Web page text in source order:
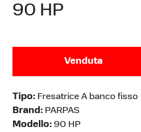
90 HP
Venduta
Tipo: Fresatrice A banco fisso
Brand: PARPAS
Modello: 90 HP